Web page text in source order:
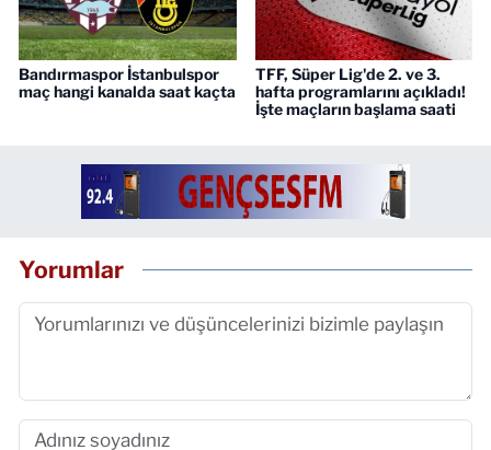
Bandırmaspor İstanbulspor
maç hangi kanalda saat kaçta
TFF, Süper Lig'de 2. ve 3.
hafta programlarını açıkladı!
İşte maçların başlama saati
Yorumlar